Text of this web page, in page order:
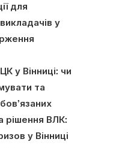
для
у
у Вінниці: чи
та
рішення ВЛК:
у Вінниці